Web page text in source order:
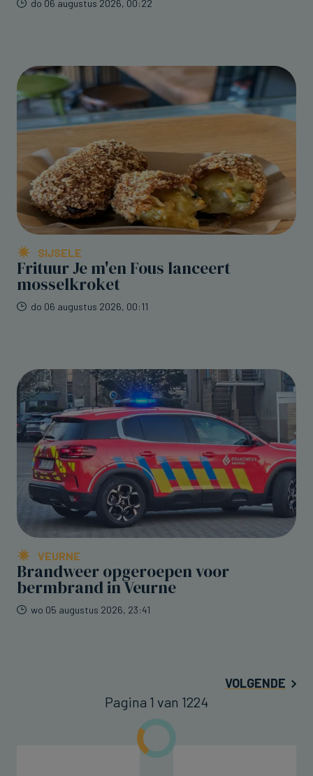
do 06 augustus 2026, 00:22
SIJSELE
Frituur Je m'en Fous lanceert
mosselkroket
do 06 augustus 2026, 00:11
VEURNE
Brandweer opgeroepen voor
bermbrand in Veurne
wo 05 augustus 2026, 23:41
VOLGENDE
Pagina 1 van 1224